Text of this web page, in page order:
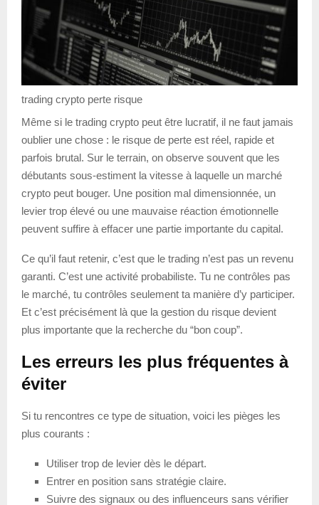
trading crypto perte risque
Même si le trading crypto peut être lucratif, il ne faut jamais
oublier une chose : le risque de perte est réel, rapide et
parfois brutal. Sur le terrain, on observe souvent que les
débutants sous-estiment la vitesse à laquelle un marché
crypto peut bouger. Une position mal dimensionnée, un
levier trop élevé ou une mauvaise réaction émotionnelle
peuvent suffire à effacer une partie importante du capital.
Ce qu’il faut retenir, c’est que le trading n’est pas un revenu
garanti. C’est une activité probabiliste. Tu ne contrôles pas
le marché, tu contrôles seulement ta manière d’y participer.
Et c’est précisément là que la gestion du risque devient
plus importante que la recherche du “bon coup”.
Les erreurs les plus fréquentes à
éviter
Si tu rencontres ce type de situation, voici les pièges les
plus courants :
Utiliser trop de levier dès le départ.
Entrer en position sans stratégie claire.
Suivre des signaux ou des influenceurs sans vérifier